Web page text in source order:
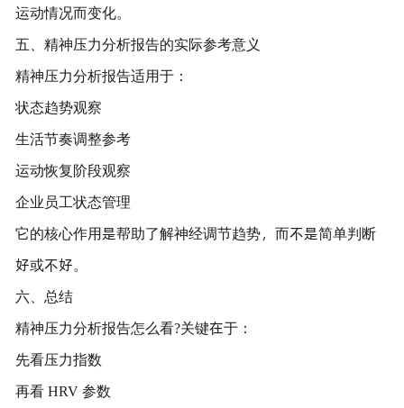
运动情况而变化。
五、精神压力分析报告的实际参考意义
精神压力分析报告适用于：
状态趋势观察
生活节奏调整参考
运动恢复阶段观察
企业员工状态管理
它的核心作用是帮助了解神经调节趋势，而不是简单判断
好或不好。
六、总结
精神压力分析报告怎么看?关键在于：
先看压力指数
再看 HRV 参数